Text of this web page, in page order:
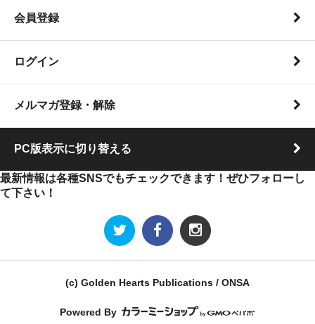
会員登録
ログイン
メルマガ登録・解除
PC版表示に切り替える
最新情報は各種SNSでもチェックできます！ぜひフォローし
て下さい！
(c) Golden Hearts Publications / ONSA
Powered By